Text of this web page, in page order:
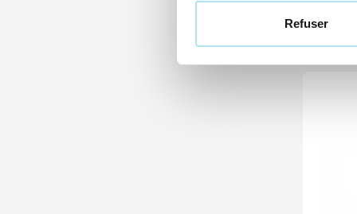
Refuser